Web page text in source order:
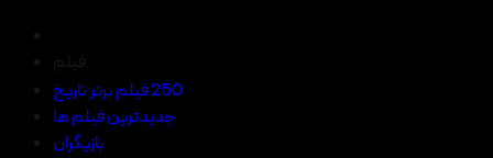
250 فیلم برتر تاریخ
جدیدترین فیلم ها
بازیگران